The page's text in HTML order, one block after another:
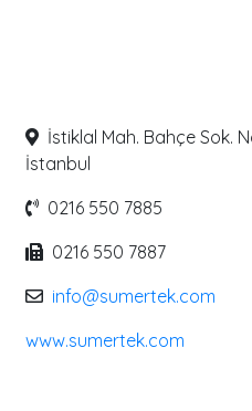
İstiklal Mah. Bahçe Sok.
İstanbul
0216 550 7885
0216 550 7887
info@sumertek.com
www.sumertek.com